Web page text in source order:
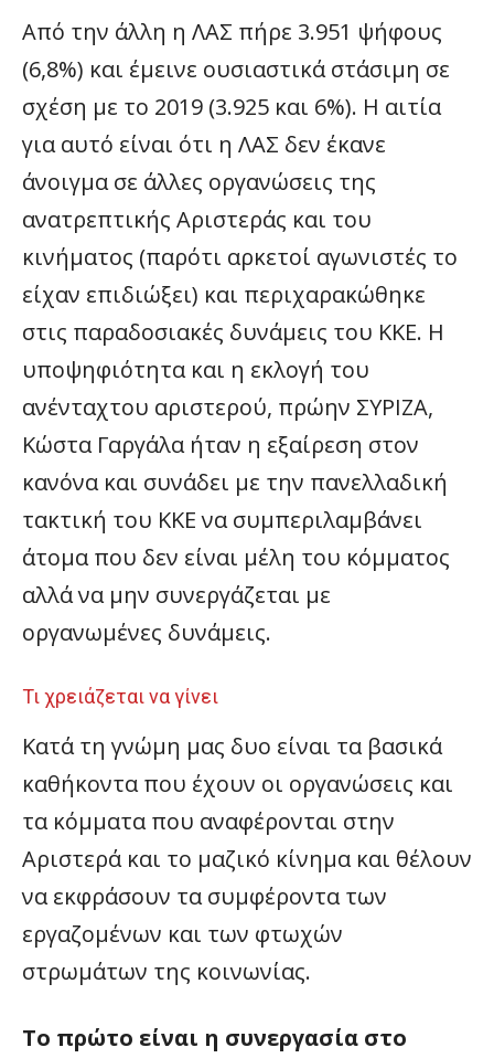
Από την άλλη η ΛΑΣ πήρε 3.951 ψήφους
(6,8%) και έμεινε ουσιαστικά στάσιμη σε
σχέση με το 2019 (3.925 και 6%). Η αιτία
για αυτό είναι ότι η ΛΑΣ δεν έκανε
άνοιγμα σε άλλες οργανώσεις της
ανατρεπτικής Αριστεράς και του
κινήματος (παρότι αρκετοί αγωνιστές το
είχαν επιδιώξει) και περιχαρακώθηκε
στις παραδοσιακές δυνάμεις του ΚΚΕ. Η
υποψηφιότητα και η εκλογή του
ανένταχτου αριστερού, πρώην ΣΥΡΙΖΑ,
Κώστα Γαργάλα ήταν η εξαίρεση στον
κανόνα και συνάδει με την πανελλαδική
τακτική του ΚΚΕ να συμπεριλαμβάνει
άτομα που δεν είναι μέλη του κόμματος
αλλά να μην συνεργάζεται με
οργανωμένες δυνάμεις.
Τι χρειάζεται να γίνει
Κατά τη γνώμη μας δυο είναι τα βασικά
καθήκοντα που έχουν οι οργανώσεις και
τα κόμματα που αναφέρονται στην
Αριστερά και το μαζικό κίνημα και θέλουν
να εκφράσουν τα συμφέροντα των
εργαζομένων και των φτωχών
στρωμάτων της κοινωνίας.
Το πρώτο είναι η συνεργασία στο